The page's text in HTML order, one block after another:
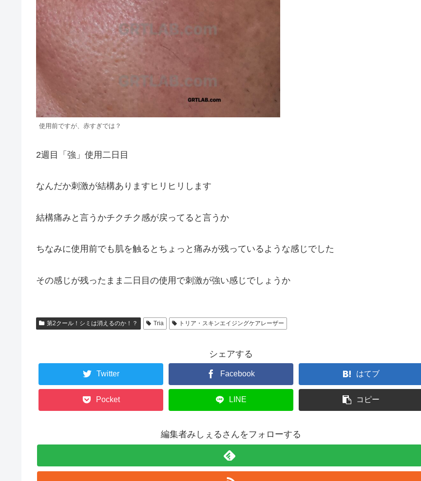
使用前ですが、赤すぎでは？
2週目「強」使用二日目
なんだか刺激が結構ありますヒリヒリします
結構痛みと言うかチクチク感が戻ってると言うか
ちなみに使用前でも肌を触るとちょっと痛みが残っているような感じでした
その感じが残ったまま二日目の使用で刺激が強い感じでしょうか
第2クール！シミは消えるのか！？ Tria トリア・スキンエイジングケアレーザー
シェアする
Twitter Facebook はてブ
Pocket LINE コピー
編集者みしぇるさんをフォローする